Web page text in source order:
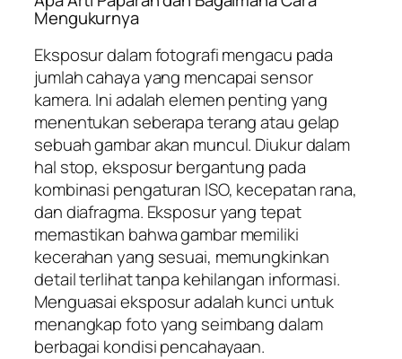
Mengukurnya
Eksposur dalam fotografi mengacu pada
jumlah cahaya yang mencapai sensor
kamera. Ini adalah elemen penting yang
menentukan seberapa terang atau gelap
sebuah gambar akan muncul. Diukur dalam
hal stop, eksposur bergantung pada
kombinasi pengaturan ISO, kecepatan rana,
dan diafragma. Eksposur yang tepat
memastikan bahwa gambar memiliki
kecerahan yang sesuai, memungkinkan
detail terlihat tanpa kehilangan informasi.
Menguasai eksposur adalah kunci untuk
menangkap foto yang seimbang dalam
berbagai kondisi pencahayaan.